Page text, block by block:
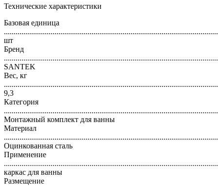
Технические характеристики
Базовая единица
шт
Бренд
SANTEK
Вес, кг
9,3
Категория
Монтажный комплект для ванны
Материал
Оцинкованная сталь
Применение
каркас для ванны
Размещение